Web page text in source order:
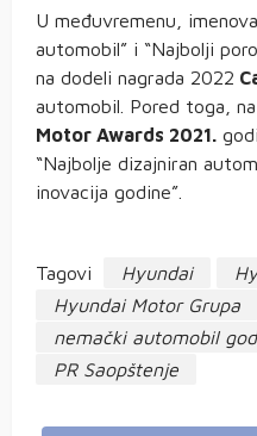
U međuvremenu,
automobil” i “Najbolji
na dodeli nagrada 2022
automobil. Pored toga,
Motor Awards 2021.
“Najbolje dizajniran
inovacija godine”.
Tagovi Hyundai
Hyundai Motor Grupa
nemački automobil
PR Saopštenje